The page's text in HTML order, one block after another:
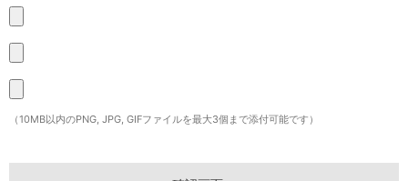
（10MB以内のPNG, JPG, GIFファイルを最大3個まで添付可能です）